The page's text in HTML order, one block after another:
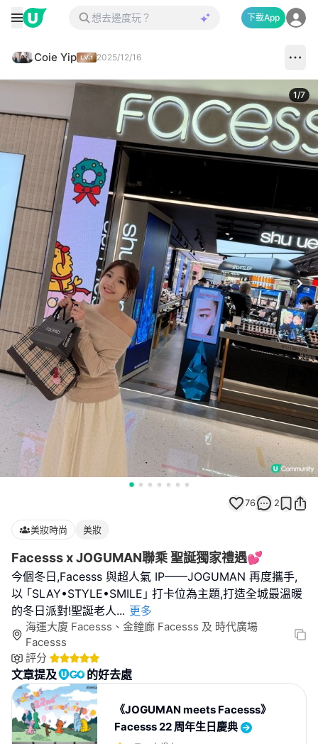
下載App
Coie Yip 2025/12/16
1/7
76 2
美妝時尚 美妝
Facesss x JOGUMAN聯乘 聖誕獨家禮遇💕
今個冬日,Facesss 與超人氣 IP——JOGUMAN 再度攜手,
以 ｢SLAY•STYLE•SMILE｣ 打卡位為主題,打造全城最溫暖
的冬日派對!聖誕老人... 更多
海運大廈 Facesss、金鐘廊 Facesss 及 時代廣場
Facesss
評分
文章提及 的好去處
《JOGUMAN meets Facesss》
Facesss 22 周年生日慶典